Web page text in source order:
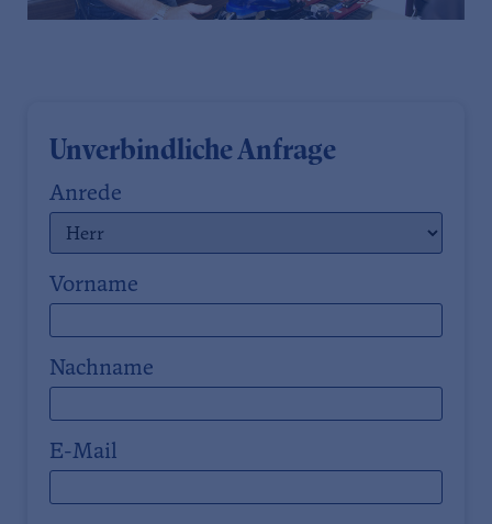
Unverbindliche Anfrage
Anrede
Vorname
Nachname
E-Mail